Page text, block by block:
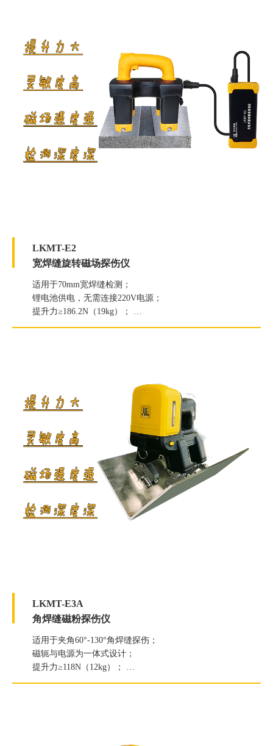
LKMT-E2
宽焊缝旋转磁场探伤仪
适用于70mm宽焊缝检测；
锂电池供电，无需连接220V电源；
提升力≥186.2N（19kg）；
白光照度≥2000Lux；
LKMT-E3A
角焊缝磁粉探伤仪
适用于夹角60°-130°角焊缝探伤；
磁轭与电源为一体式设计；
提升力≥118N（12kg）；
白光照度≥2000Lux；